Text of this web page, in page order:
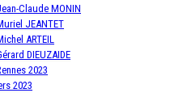
Claude MONIN
JEANTET
ARTEIL
DIEUZAIDE
2023
2023